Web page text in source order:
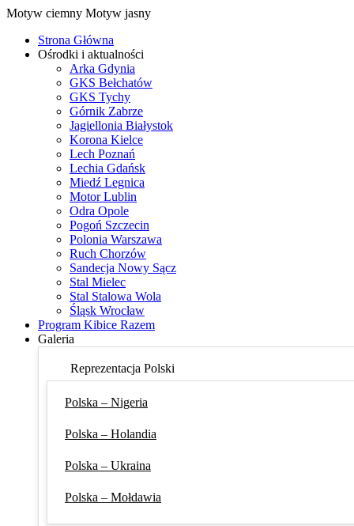
Motyw ciemny Motyw jasny
Strona Główna
Ośrodki i aktualności
Arka Gdynia
GKS Bełchatów
GKS Tychy
Górnik Zabrze
Jagiellonia Białystok
Korona Kielce
Lech Poznań
Lechia Gdańsk
Miedź Legnica
Motor Lublin
Odra Opole
Pogoń Szczecin
Polonia Warszawa
Ruch Chorzów
Sandecja Nowy Sącz
Stal Mielec
Stal Stalowa Wola
Śląsk Wrocław
Program Kibice Razem
Galeria
Reprezentacja Polski
Polska – Nigeria
Polska – Holandia
Polska – Ukraina
Polska – Mołdawia